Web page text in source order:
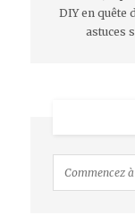
DIY en quête
astuces